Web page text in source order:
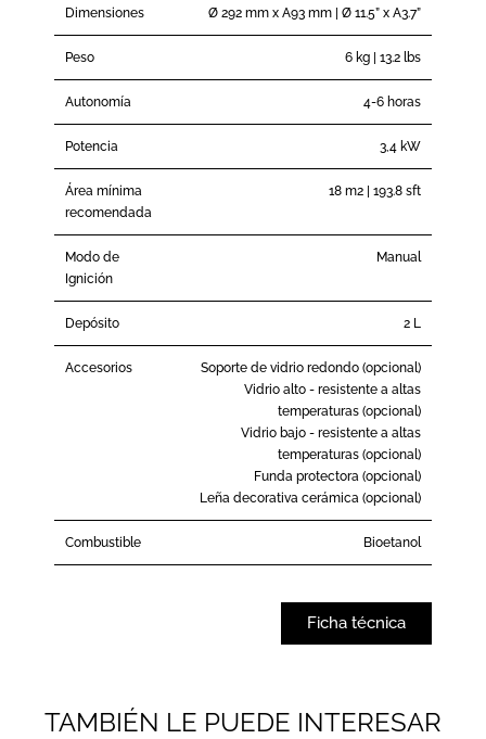
Dimensiones Ø 292 mm x A93 mm | Ø 11.5” x A3.7”
Peso 6 kg | 13.2 lbs
Autonomía 4-6 horas
Potencia 3,4 kW
Área mínima
recomendada
18 m2 | 193.8 sft
Modo de
Ignición
Manual
Depósito 2 L
Accesorios
Soporte de vidrio redondo (opcional)
Vidrio alto - resistente a altas
temperaturas (opcional)
Vidrio bajo - resistente a altas
temperaturas (opcional)
Funda protectora (opcional)
Leña decorativa cerámica (opcional)
Combustible Bioetanol
Ficha técnica
TAMBIÉN LE PUEDE INTERESAR